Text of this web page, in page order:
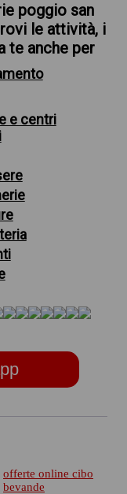
poggio san
le attività, i
te anche per
e centri
offerte online cibo
bevande